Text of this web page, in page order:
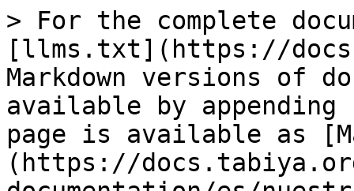
> For the complete
[llms.txt](https://
Markdown versions of
available by
page is available as
(https://